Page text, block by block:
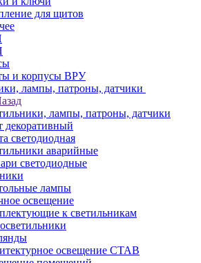
для щитов
и корпусы ВРУ
лампы, патроны, датчики
лампы, патроны, датчики
декоративный
светодиодная
аварийные
светодиодные
лампы
освещение
к светильникам
освещение СТАВ